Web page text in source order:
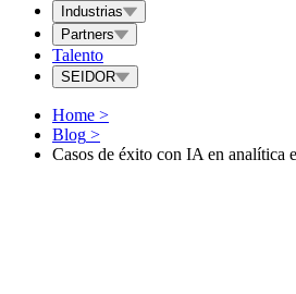
Industrias
Partners
Talento
SEIDOR
Home >
Blog >
Casos de éxito con IA en analítica